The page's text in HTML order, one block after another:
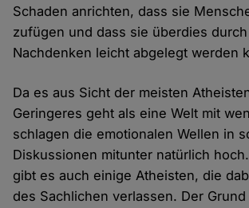
Schaden anrichten, dass sie
zufügen und dass sie überdies
Nachdenken leicht abgelegt werden
Da es aus Sicht der meisten
Geringeres geht als eine Welt mit
schlagen die emotionalen Wellen in
Diskussionen mitunter natürlich
gibt es auch einige Atheisten, die
des Sachlichen verlassen. Der